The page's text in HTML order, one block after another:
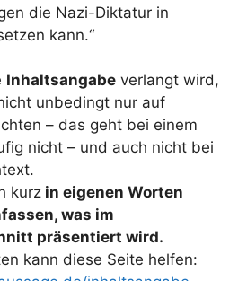
die Nazi-Diktatur in
kann.“
Inhaltsangabe verlangt wird,
unbedingt nur auf
– das geht bei einem
nicht – und auch nicht bei
kurz in eigenen Worten
was im
präsentiert wird.
kann diese Seite helfen: